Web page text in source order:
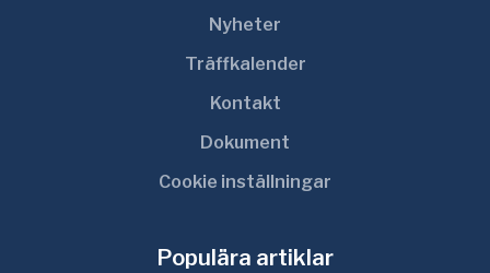
Nyheter
Träffkalender
Kontakt
Dokument
Cookie inställningar
Populära artiklar